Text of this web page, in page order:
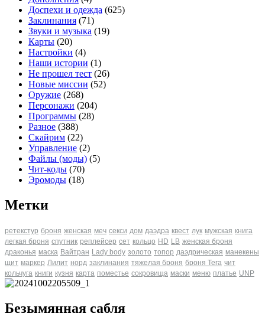
Доспехи и одежда (625)
Заклинания (71)
Звуки и музыка (19)
Карты (20)
Настройки (4)
Наши истории (1)
Не прошел тест (26)
Новые миссии (52)
Оружие (268)
Персонажи (204)
Программы (28)
Разное (388)
Скайрим (22)
Управление (2)
Файлы (моды) (5)
Чит-коды (70)
Эромоды (18)
Метки
ретекстур броня женская меч секси дом даэдра квест лук мужская книга
легкая броня спутник реплейсер сет кольцо HD LB женская броня
драконья маска Вайтран Lady body золото топор даэдрическая манекены
щит маркер Лилит норд заклинания тяжелая броня броня Tera чит
кольчуга книги кузня карта поместье сокровища маски меню платье UNP
Безымянная сабля